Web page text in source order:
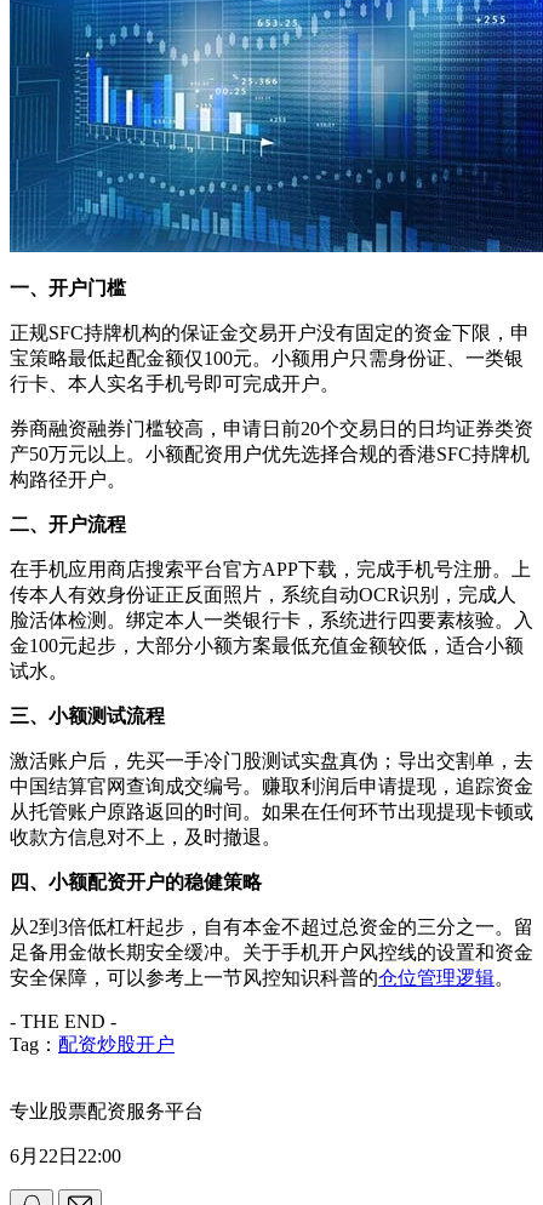
一、开户门槛
正规SFC持牌机构的保证金交易开户没有固定的资金下限，申
宝策略最低起配金额仅100元。小额用户只需身份证、一类银
行卡、本人实名手机号即可完成开户。
券商融资融券门槛较高，申请日前20个交易日的日均证券类资
产50万元以上。小额配资用户优先选择合规的香港SFC持牌机
构路径开户。
二、开户流程
在手机应用商店搜索平台官方APP下载，完成手机号注册。上
传本人有效身份证正反面照片，系统自动OCR识别，完成人
脸活体检测。绑定本人一类银行卡，系统进行四要素核验。入
金100元起步，大部分小额方案最低充值金额较低，适合小额
试水。
三、小额测试流程
激活账户后，先买一手冷门股测试实盘真伪；导出交割单，去
中国结算官网查询成交编号。赚取利润后申请提现，追踪资金
从托管账户原路返回的时间。如果在任何环节出现提现卡顿或
收款方信息对不上，及时撤退。
四、小额配资开户的稳健策略
从2到3倍低杠杆起步，自有本金不超过总资金的三分之一。留
足备用金做长期安全缓冲。关于手机开户风控线的设置和资金
安全保障，可以参考上一节风控知识科普的仓位管理逻辑。
- THE END -
Tag： 配资炒股开户
专业股票配资服务平台
6月22日22:00